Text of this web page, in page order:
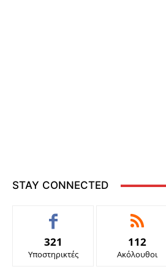
STAY CONNECTED
321
Υποστηρικτές
112
Ακόλουθοι